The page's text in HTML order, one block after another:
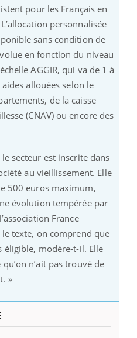
pour les Français en
personnalisée
sans condition de
en fonction du niveau
AGGIR, qui va de 1 à
allouées selon le
de la caisse
(CNAV) ou encore des
secteur est inscrite dans
au vieillissement. Elle
500 euros maximum,
évolution tempérée par
France
texte, on comprend que
éligible, modère-t-il. Elle
n’ait pas trouvé de
»